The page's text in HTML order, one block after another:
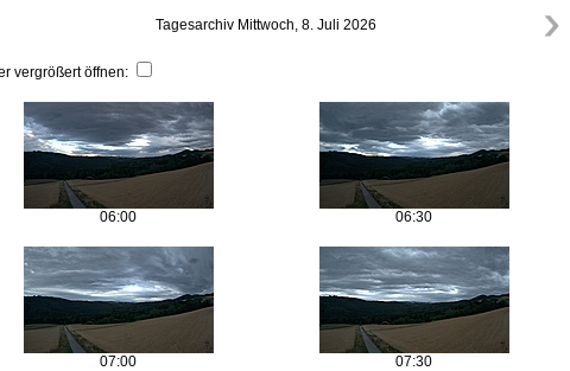
Tagesarchiv Mittwoch, 8. Juli 2026
vergrößert öffnen:
06:00 06:30
07:00 07:30